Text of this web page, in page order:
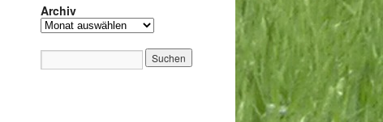
Archiv
Archiv